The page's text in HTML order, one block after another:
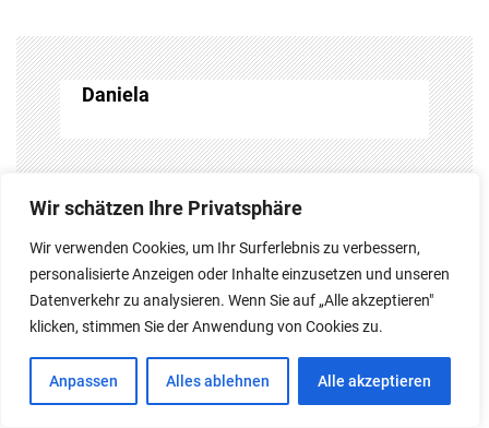
Wir schätzen Ihre Privatsphäre
Wir verwenden Cookies, um Ihr Surferlebnis zu verbessern,
personalisierte Anzeigen oder Inhalte einzusetzen und unseren
Datenverkehr zu analysieren. Wenn Sie auf „Alle akzeptieren"
klicken, stimmen Sie der Anwendung von Cookies zu.
Anpassen Alles ablehnen Alle akzeptieren
r
a
g
s
n
Daniela
You May Also Like